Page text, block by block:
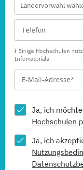
Ländervorwahl
Einige Hochschulen
Infomaterials.
Ja, ich
Hochschulen
Ja, ich